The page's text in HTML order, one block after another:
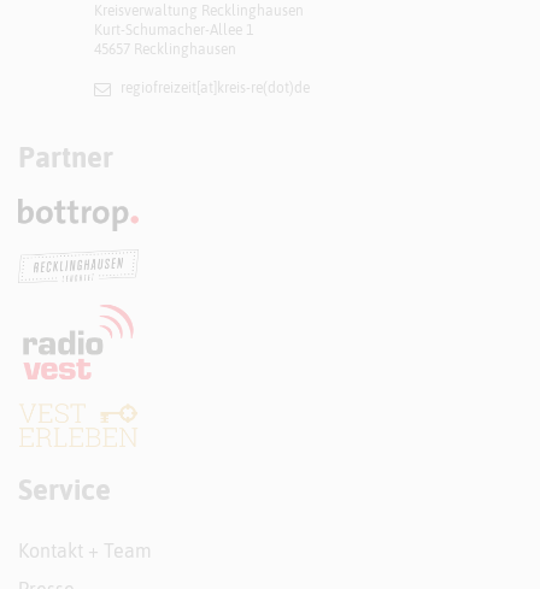
Kreisverwaltung Recklinghausen
Kurt-Schumacher-Allee 1
45657 Recklinghausen
regiofreizeit[at]​kreis-re(dot)de
Partner
Service
Kontakt + Team